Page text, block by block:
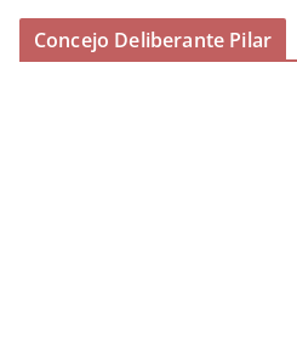
Concejo Deliberante Pilar